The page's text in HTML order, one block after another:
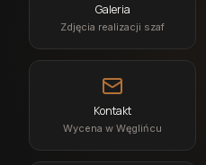
Galeria
Zdjęcia realizacji szaf
Kontakt
Wycena w Węglińcu